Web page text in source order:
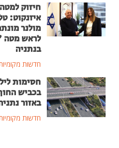
חיזוק למטה
איזנקוט:
מולנר
לראש
בנתניה
חדשות
חסימות
בכביש
באזור
חדשות